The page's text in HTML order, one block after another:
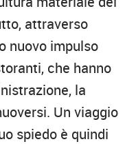
attraverso
nuovo impulso
che hanno
la
Un viaggio
spiedo è quindi